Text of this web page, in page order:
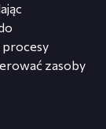
procesy
zasoby